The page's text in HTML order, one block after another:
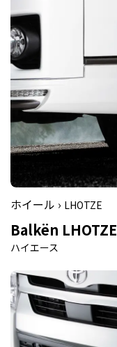
ホイール › LHOTZE
Balkën LHOTZE
ハイエース